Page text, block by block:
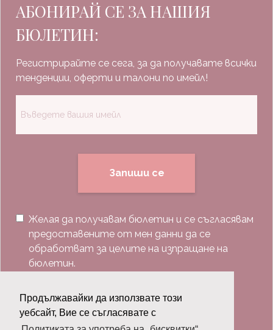
Продължавайки да използвате този
уебсайт, Вие се съгласявате с
АБОНИРАЙ СЕ ЗА НАШИЯ
БЮЛЕТИН:
Регистрирайте се сега, за да получавате всички
тенденции, оферти и талони по имейл!
Запиши се
Желая да получавам бюлетин и се съгласявам
предоставените от мен данни да се
обработват за целите на изпращане на
бюлетин.
Последвай ни: